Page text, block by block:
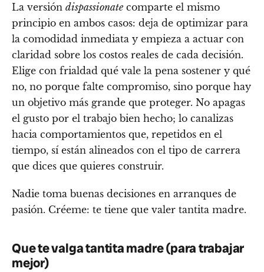
La versión dispassionate comparte el mismo
principio en ambos casos: deja de optimizar para
la comodidad inmediata y empieza a actuar con
claridad sobre los costos reales de cada decisión.
Elige con frialdad qué vale la pena sostener y qué
no, no porque falte compromiso, sino porque hay
un objetivo más grande que proteger. No apagas
el gusto por el trabajo bien hecho; lo canalizas
hacia comportamientos que, repetidos en el
tiempo, sí están alineados con el tipo de carrera
que dices que quieres construir.
Nadie toma buenas decisiones en arranques de
pasión. Créeme: te tiene que valer tantita madre.
Que te valga tantita madre (para trabajar
mejor)